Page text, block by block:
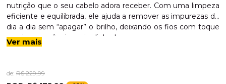
nutrição que o seu cabelo adora receber. Com uma limpeza
eficiente e equilibrada, ele ajuda a remover as impurezas do
dia a dia sem “apagar” o brilho, deixando os fios com toque
macio e aparência mais alinhada.
Indicação:
maleabilidade e dar aquele acabamento de salão — só que
Ver mais
de: R$ 229,99